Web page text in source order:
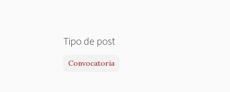
Tipo de post
Convocatoria